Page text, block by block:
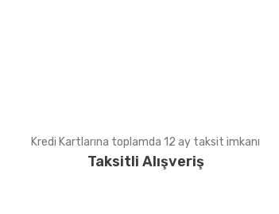
Kredi Kartlarına toplamda 12 ay taksit imkanı
Taksitli Alışveriş